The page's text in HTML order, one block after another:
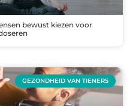
bewust kiezen voor
GEZONDHEID VAN TIENERS